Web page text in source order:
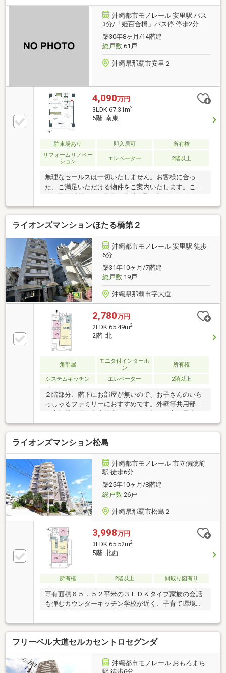
沖縄都市モノレール 安里駅 バス
3分/「姫百合橋」バス停 停歩2分
築30年8ヶ月/14階建
総戸数61戸
沖縄県那覇市安里２
4,090万円
3LDK 67.31m2
5階 南東
駐車場あり 即入居可
所有権
リフォームリノベー
ション
エレベーター 2階以上
無理なセールスは一切いたしません。お客様に合っ
た、ご満足いただける物件をご案内いたします。こち
す。是非、ご連絡をお待ちしております！
ライオンズマンションほたる橋第２
沖縄都市モノレール 安里駅 徒歩
6分
築31年10ヶ月/7階建
総戸数19戸
沖縄県那覇市字大道
2,780万円
2LDK 65.49m2
2階 北
角部屋
モニタ付インターホ
ン
所有権
システムキッチン エレベーター 2階以上
２階部分、階下にお部屋が無いので、お子さんのいら
っしゃるファミリーにおすすめです。外壁等共用部分
ライオンズマンション松島
沖縄都市モノレール 市立病院前
駅 徒歩6分
築25年10ヶ月/8階建
総戸数26戸
沖縄県那覇市松島２
3,998万円
3LDK 65.52m2
5階 北西
所有権 2階以上 間取り図有り
専有面積６５．５２平米の３ＬＤＫタイプ家族の会話
も弾むカウンターキッチン学校が近く、子育て環境良
工事を実施中です～リフォーム内容（２０２６年８月
下旬完成予定）～・システムキッチン交換 ・ユニッ
トバス（浴室換気乾燥機付）交換 ・洗面化粧台交
換・トイレ（温水洗浄便座）交換 ・エアコン１台
設置 ・全室クロス張替え・全室フローリング張替
え ・建具交換 ・照明交換 ・ハウスクリーニング
フリーベル大道セルカセントロセグンダ
沖縄都市モノレール おもろまち